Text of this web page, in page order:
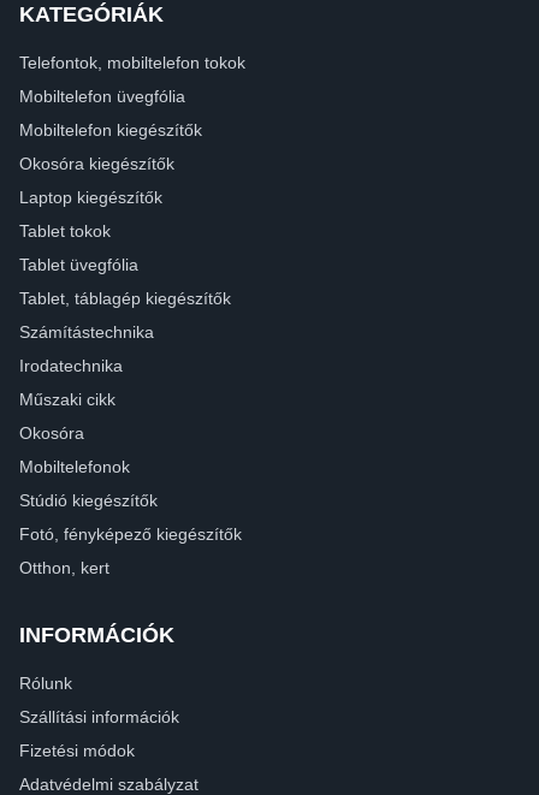
KATEGÓRIÁK
Telefontok, mobiltelefon tokok
Mobiltelefon üvegfólia
Mobiltelefon kiegészítők
Okosóra kiegészítők
Laptop kiegészítők
Tablet tokok
Tablet üvegfólia
Tablet, táblagép kiegészítők
Számítástechnika
Irodatechnika
Műszaki cikk
Okosóra
Mobiltelefonok
Stúdió kiegészítők
Fotó, fényképező kiegészítők
Otthon, kert
INFORMÁCIÓK
Rólunk
Szállítási információk
Fizetési módok
Adatvédelmi szabályzat